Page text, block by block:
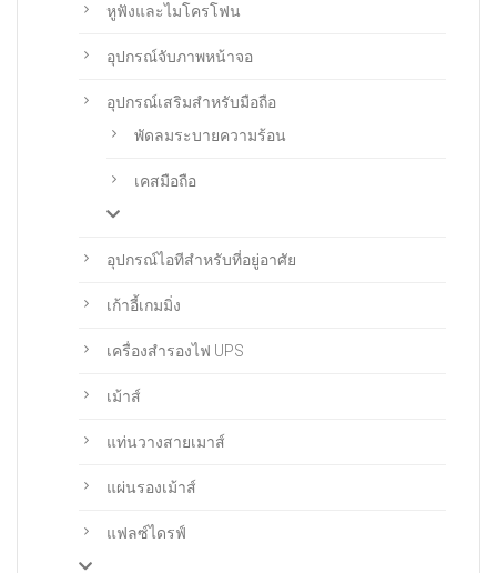
หูฟังและไมโครโฟน
อุปกรณ์จับภาพหน้าจอ
อุปกรณ์เสริมสำหรับมือถือ
พัดลมระบายความร้อน
เคสมือถือ
อุปกรณ์ไอทีสำหรับที่อยู่อาศัย
เก้าอี้เกมมิ่ง
เครื่องสำรองไฟ UPS
เม้าส์
แท่นวางสายเมาส์
แผ่นรองเม้าส์
แฟลซ์ไดรฟ์